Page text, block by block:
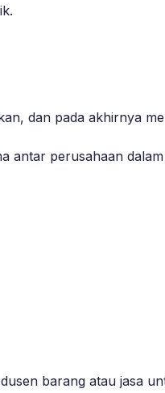
dan pada akhirnya
antar perusahaan
barang atau jasa